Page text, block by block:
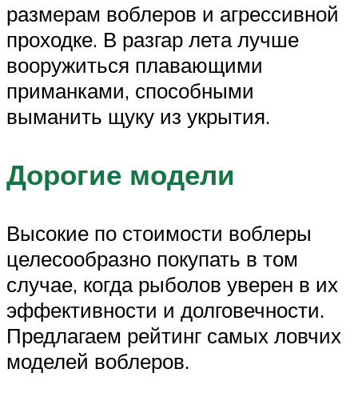
размерам воблеров и агрессивной
проходке. В разгар лета лучше
вооружиться плавающими
приманками, способными
выманить щуку из укрытия.
Дорогие модели
Высокие по стоимости воблеры
целесообразно покупать в том
случае, когда рыболов уверен в их
эффективности и долговечности.
Предлагаем рейтинг самых ловчих
моделей воблеров.